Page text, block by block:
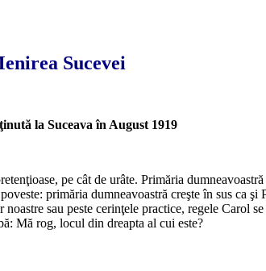
Sucevei
la Suceava în August 1919
pe cât de urâte. Primăria
primăria dumneavoastră creşte în sus ca
sau peste cerinţele practice, regele Carol
Mă rog, locul din dreapta al cui este?